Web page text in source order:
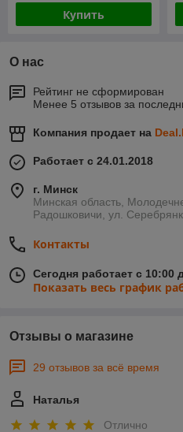
Купить
О нас
Рейтинг не сформирован
Менее 5 отзывов за
Компания продает на
Работает с 24.01.2018
г. Минск
Минская область,
Радошковичи, ул.
Контакты
Сегодня работает с 10:00
Показать весь график
Отзывы о магазине
29 отзывов за всё время
Наталья
Отлично